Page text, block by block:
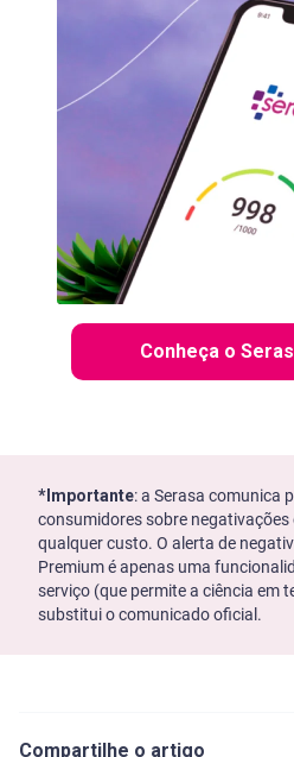
Conheça o
*Importante: a Serasa comunica
consumidores sobre negativações
qualquer custo. O alerta de
Premium é apenas uma
serviço (que permite a ciência em
substitui o comunicado oficial.
Compartilhe o artigo